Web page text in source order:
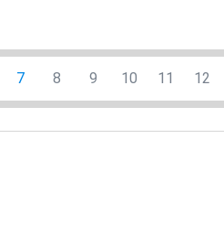
7 8 9 10 11 12